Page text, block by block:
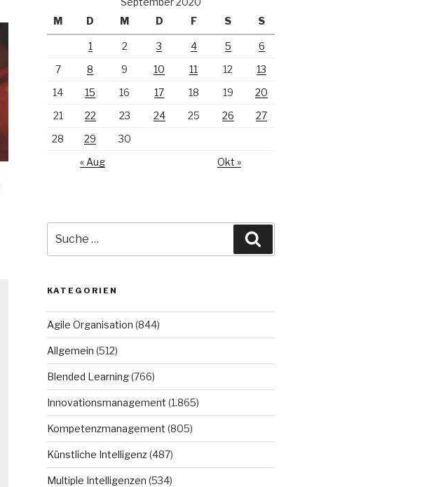
M
D M D F S S
1 2 3 4 5
6
7
8 9 10 11 12
13
14
15 16 17 18 19
20
21
22 23 24 25 26
27
28
29
30
« Aug
Okt »
nach:
KATEGORIEN
Agile Organisation (844)
Allgemein (512)
Blended Learning(766)
Innovationsmanagement (1.865)
Kompetenzmanagement (805)
Künstliche Intelligenz(487)
Multiple Intelligenzen (534)